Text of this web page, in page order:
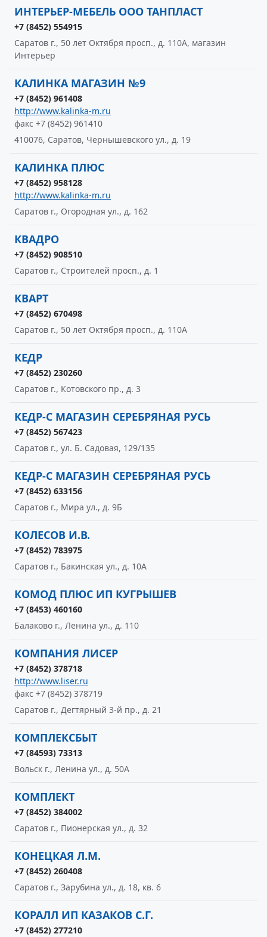
ИНТЕРЬЕР-МЕБЕЛЬ ООО ТАНПЛАСТ
+7 (8452) 554915
Саратов г., 50 лет Октября просп., д. 110А, магазин
Интерьер
КАЛИНКА МАГАЗИН №9
+7 (8452) 961408
http://www.kalinka-m.ru
факс +7 (8452) 961410
410076, Саратов, Чернышевского ул., д. 19
КАЛИНКА ПЛЮС
+7 (8452) 958128
http://www.kalinka-m.ru
Саратов г., Огородная ул., д. 162
КВАДРО
+7 (8452) 908510
Саратов г., Строителей просп., д. 1
КВАРТ
+7 (8452) 670498
Саратов г., 50 лет Октября просп., д. 110А
КЕДР
+7 (8452) 230260
Саратов г., Котовского пр., д. 3
КЕДР-С МАГАЗИН СЕРЕБРЯНАЯ РУСЬ
+7 (8452) 567423
Саратов г., ул. Б. Садовая, 129/135
КЕДР-С МАГАЗИН СЕРЕБРЯНАЯ РУСЬ
+7 (8452) 633156
Саратов г., Мира ул., д. 9Б
КОЛЕСОВ И.В.
+7 (8452) 783975
Саратов г., Бакинская ул., д. 10А
КОМОД ПЛЮС ИП КУГРЫШЕВ
+7 (8453) 460160
Балаково г., Ленина ул., д. 110
КОМПАНИЯ ЛИСЕР
+7 (8452) 378718
http://www.liser.ru
факс +7 (8452) 378719
Саратов г., Дегтярный 3-й пр., д. 21
КОМПЛЕКСБЫТ
+7 (84593) 73313
Вольск г., Ленина ул., д. 50А
КОМПЛЕКТ
+7 (8452) 384002
Саратов г., Пионерская ул., д. 32
КОНЕЦКАЯ Л.М.
+7 (8452) 260408
Саратов г., Зарубина ул., д. 18, кв. 6
КОРАЛЛ ИП КАЗАКОВ С.Г.
+7 (8452) 277210